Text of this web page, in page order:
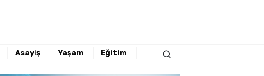
Asayiş Yaşam
Eğitim